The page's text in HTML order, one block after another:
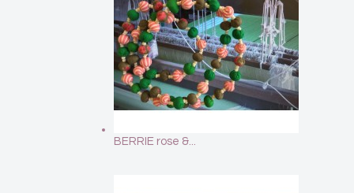
BERRIE rose &...